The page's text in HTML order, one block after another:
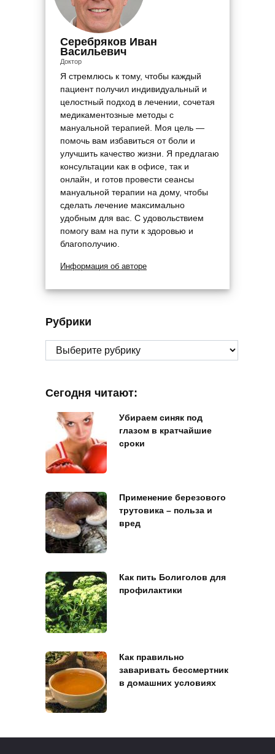
Серебряков Иван
Васильевич
Доктор
Я стремлюсь к тому, чтобы каждый
пациент получил индивидуальный и
целостный подход в лечении, сочетая
медикаментозные методы с
мануальной терапией. Моя цель —
помочь вам избавиться от боли и
улучшить качество жизни. Я предлагаю
консультации как в офисе, так и
онлайн, и готов провести сеансы
мануальной терапии на дому, чтобы
сделать лечение максимально
удобным для вас. С удовольствием
помогу вам на пути к здоровью и
благополучию.
Информация об авторе
Рубрики
Рубрики
Сегодня читают:
Убираем синяк под
глазом в кратчайшие
сроки
Применение березового
трутовика – польза и
вред
Как пить Болиголов для
профилактики
Как правильно
заваривать бессмертник
в домашних условиях